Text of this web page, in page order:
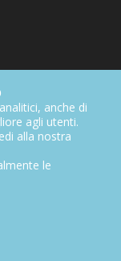
anche di
agli utenti.
alla nostra
le